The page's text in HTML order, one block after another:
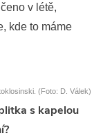
v létě,
kde to máme
(Foto: D. Válek)
s kapelou